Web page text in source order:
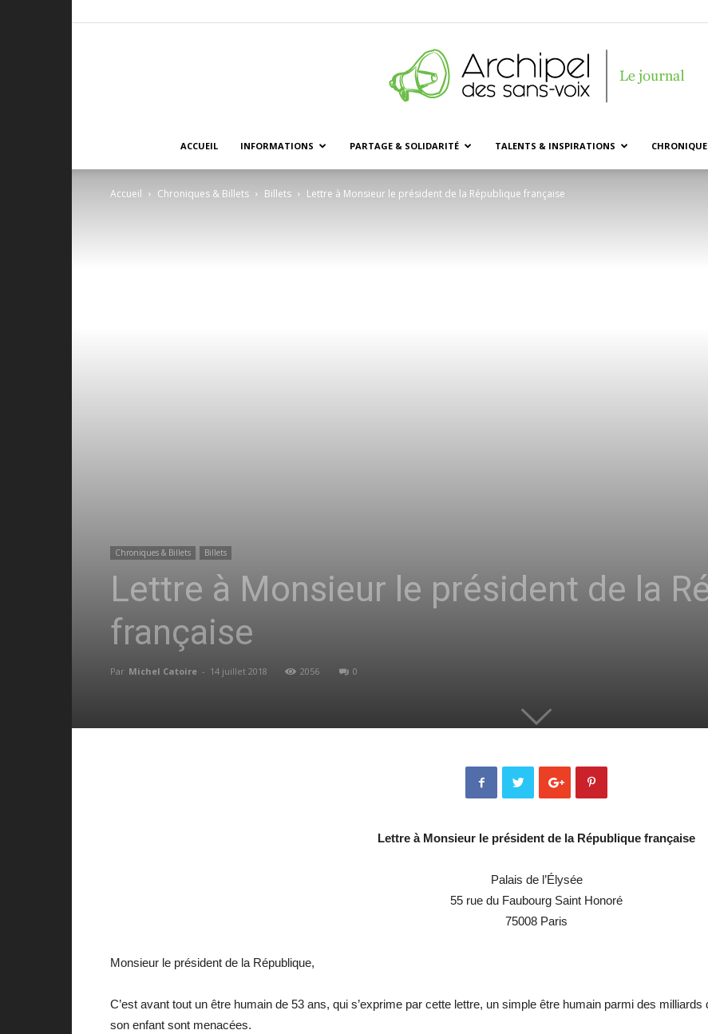
ACCUEIL INFORMATIONS PARTAGE & SOLIDARITÉ TALENTS & INSPIRATIONS
Accueil Chroniques & Billets Billets Lettre à Monsieur le président de la République française
Chroniques & Billets Billets
Lettre à Monsieur le président de la
française
Par Michel Catoire - 14 juillet 2018 2056 0
Lettre à Monsieur le président de la République française
Palais de l’Élysée
55 rue du Faubourg Saint Honoré
75008 Paris
Monsieur le président de la République,
C’est avant tout un être humain de 53 ans, qui s’exprime par cette lettre, un simple être humain parmi des
son enfant sont menacées.